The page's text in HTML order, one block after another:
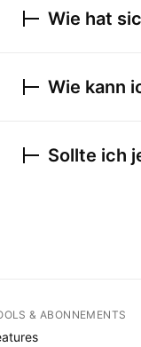
Wie hat
Wie kann
Sollte ich
& ABONNEMENTS